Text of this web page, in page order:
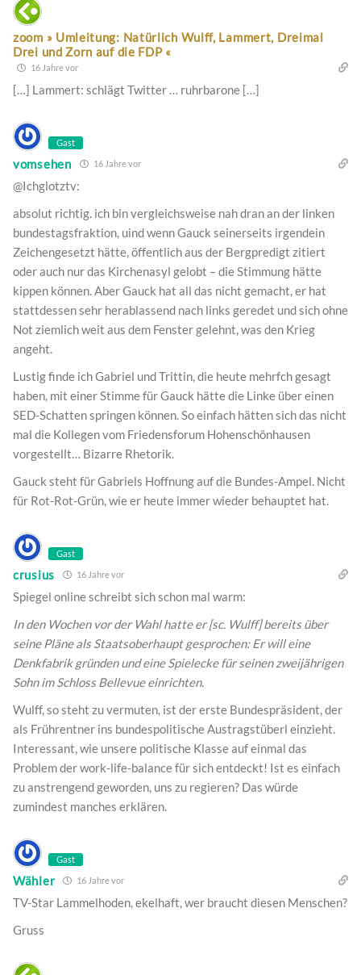
zoom » Umleitung: Natürlich Wulff, Lammert, Dreimal
Drei und Zorn auf die FDP «
16 Jahre vor
[…] Lammert: schlägt Twitter … ruhrbarone […]
Gast
vomsehen 16 Jahre vor
@Ichglotztv:
absolut richtig. ich bin vergleichsweise nah dran an der linken
bundestagsfraktion, uind wenn Gauck seinerseits irgendein
Zeichengesetzt hätte, öffentlich aus der Bergpredigt zitiert
oder auch nur das Kirchenasyl gelobt – die Stimmung hätte
kippen können. Aber Gauck hat all das nicht gemacht, er hat
stattdessen sehr herablassend nach links geredet und sich ohne
Not ziemlich weit aus dem Fenster gelehnt, was den Krieg
angeht.
Lustig finde ich Gabriel und Trittin, die heute mehrfch gesagt
haben, mit einer Stimme für Gauck hätte die Linke über einen
SED-Schatten springen können. So einfach hätten sich das nicht
mal die Kollegen vom Friedensforum Hohenschönhausen
vorgestellt… Bizarre Rhetorik.
Gauck steht für Gabriels Hoffnung auf die Bundes-Ampel. Nicht
für Rot-Rot-Grün, wie er heute immer wieder behauptet hat.
Gast
crusius 16 Jahre vor
Spiegel online schreibt sich schon mal warm:
In den Wochen vor der Wahl hatte er [sc. Wulff] bereits über
seine Pläne als Staatsoberhaupt gesprochen: Er will eine
Denkfabrik gründen und eine Spielecke für seinen zweijährigen
Sohn im Schloss Bellevue einrichten.
Wulff, so steht zu vermuten, ist der erste Bundespräsident, der
als Frührentner ins bundespolitische Austragstüberl einzieht.
Interessant, wie unsere politische Klasse auf einmal das
Problem der work-life-balance für sich entdeckt! Ist es einfach
zu anstrengend geworden, uns zu regieren? Das würde
zumindest manches erklären.
Gast
Wähler 16 Jahre vor
TV-Star Lammelhoden, ekelhaft, wer braucht diesen Menschen?
Gruss